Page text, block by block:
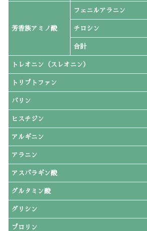
芳香族アミノ酸
フェニルアラニン
チロシン
合計
トレオニン（スレオニン）
トリプトファン
バリン
ヒスチジン
アルギニン
アラニン
アスパラギン酸
グルタミン酸
グリシン
プロリン